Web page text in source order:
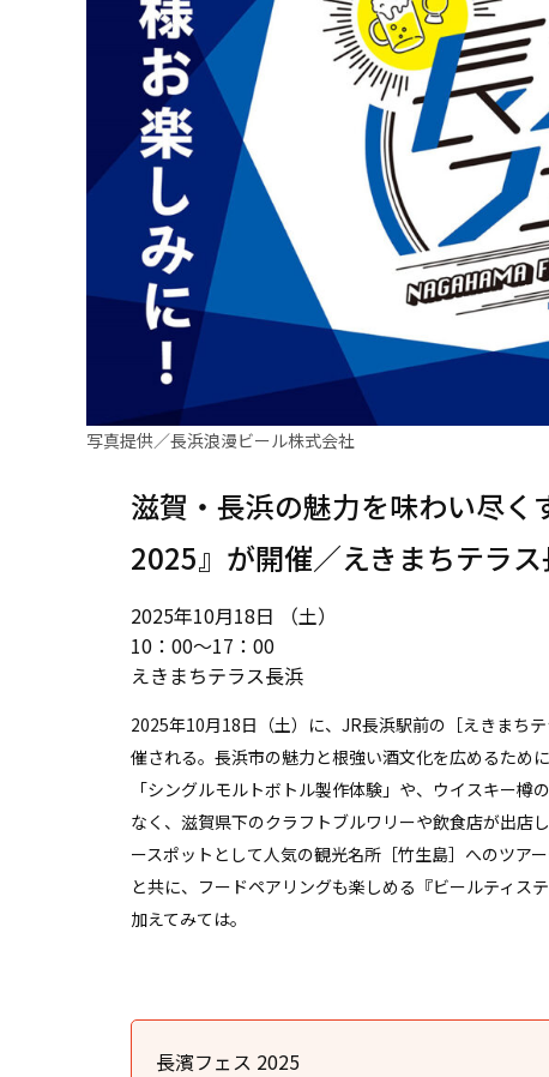
写真提供／長浜浪漫ビール株式会社
滋賀・長浜の魅力を味わい尽
2025』が開催／えきまちテラ
2025年10月18日 （土）
10：00〜17：00
えきまちテラス長浜
2025年10月18日（土）に、JR長浜駅前の［えきまち
催される。長浜市の魅力と根強い酒文化を広めるため
「シングルモルトボトル製作体験」や、ウイスキー
なく、滋賀県下のクラフトブルワリーや飲食店が出店
ースポットとして人気の観光名所［竹生島］へのツア
と共に、フードペアリングも楽しめる『ビールティス
加えてみては。
長濱フェス 2025